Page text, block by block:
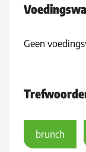
Geen
brunch